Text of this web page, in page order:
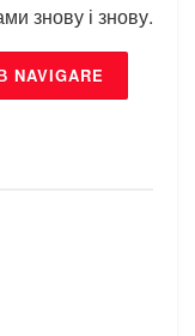
знову і знову.